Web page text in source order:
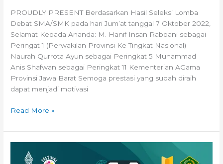
PROUDLY PRESENT Berdasarkan Hasil Seleksi Lomba
Debat SMA/SMK pada hari Jum’at tanggal 7 Oktober 2022,
Selamat Kepada Ananda: M. Hanif Insan Rabbani sebagai
Peringat 1 (Perwakilan Provinsi Ke Tingkat Nasional)
Naurah Qurrota Ayun sebagai Peringkat 5 Muhammad
Anis Shafwan sebagai Peringkat 11 Kementerian AGama
Provinsi Jawa Barat Semoga prestasi yang sudah diraih
dapat menjadi motivasi
Read More »
Siswa